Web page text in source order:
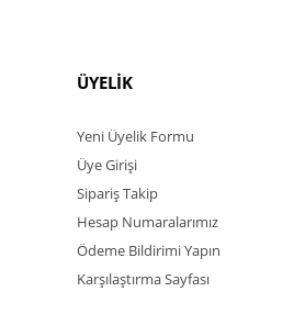
ÜYELİK
Yeni Üyelik Formu
Üye Girişi
Sipariş Takip
Hesap Numaralarımız
Ödeme Bildirimi Yapın
Karşılaştırma Sayfası